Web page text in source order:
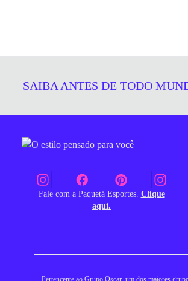
SAIBA ANTES DE TODO
Fale com a Paquetá Esportes. Clique
aqui.
Pertencente ao Grupo Oscar, um dos maiores